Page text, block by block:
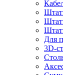
Для
3D-